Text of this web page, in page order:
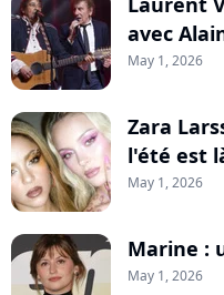
avec
May 1, 2026
Zara
l'été est
May 1, 2026
Marine :
May 1, 2026